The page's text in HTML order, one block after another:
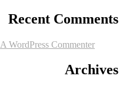
Recent Comments
A WordPress Commenter
Archives